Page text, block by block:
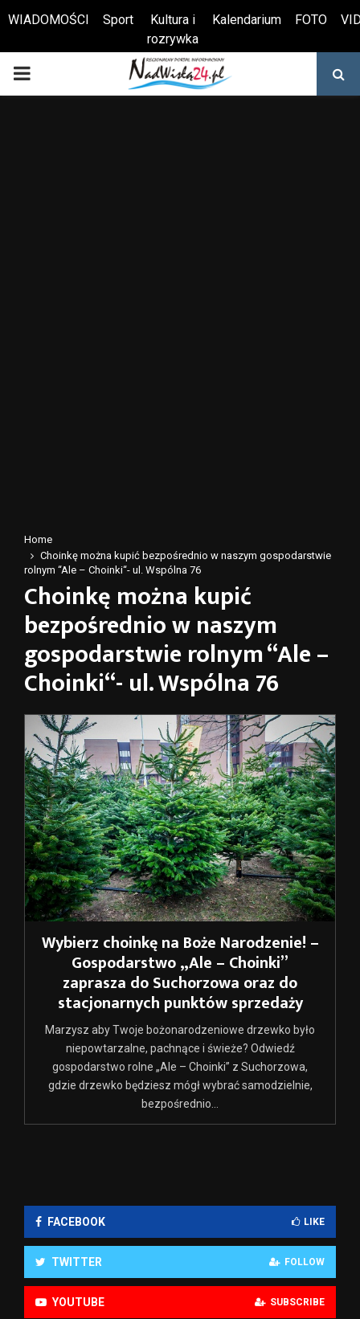
Otwórz pasek narzędzi
WIADOMOŚCI Sport
Kultura i
rozrywka
Kalendarium FOTO
PRIMARY
Home
Choinkę można kupić bezpośrednio w naszym gospodarstwie
rolnym “Ale – Choinki“- ul. Wspólna 76
Choinkę można kupić
bezpośrednio w naszym
gospodarstwie rolnym “Ale –
Choinki“- ul. Wspólna 76
Wybierz choinkę na Boże Narodzenie! –
Gospodarstwo „Ale – Choinki”
zaprasza do Suchorzowa oraz do
stacjonarnych punktów sprzedaży
Marzysz aby Twoje bożonarodzeniowe drzewko było
niepowtarzalne, pachnące i świeże? Odwiedź
gospodarstwo rolne „Ale – Choinki” z Suchorzowa,
gdzie drzewko będziesz mógł wybrać samodzielnie,
bezpośrednio...
FACEBOOK LIKE
TWITTER FOLLOW
YOUTUBE SUBSCRIBE